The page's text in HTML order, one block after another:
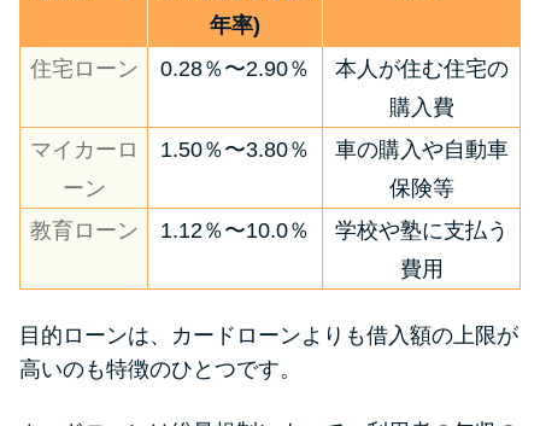
年率)
住宅ローン 0.28％〜2.90％
本人が住む住宅の
購入費
マイカーロ
ーン
1.50％〜3.80％
車の購入や自動車
保険等
教育ローン
1.12％〜10.0％
学校や塾に支払う
費用
目的ローンは、カードローンよりも借入額の上限が
高いのも特徴のひとつです。